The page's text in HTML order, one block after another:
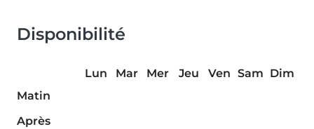
Disponibilité
Lun Mar Mer Jeu Ven Sam Dim
Matin
Après